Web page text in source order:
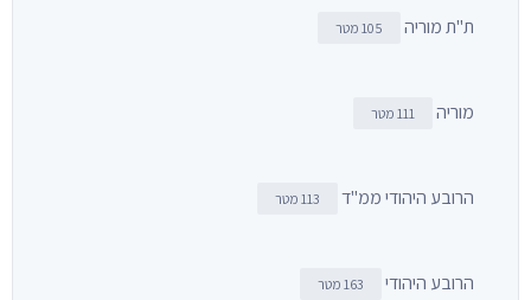
ת"ת מוריה 105 מטר
מוריה 111 מטר
הרובע היהודי ממ"ד 113 מטר
הרובע היהודי 163 מטר